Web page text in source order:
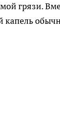
грязи.
капель